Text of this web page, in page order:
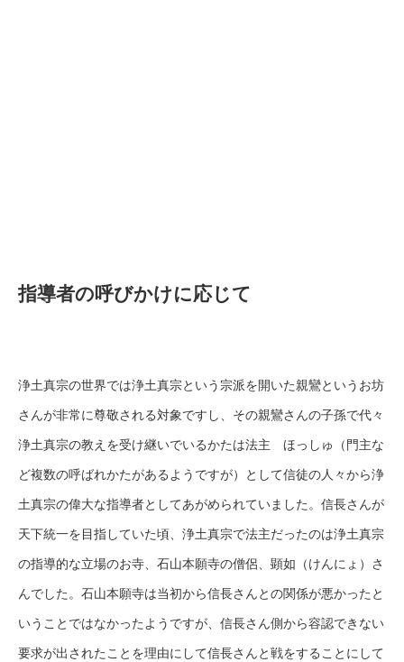
指導者の呼びかけに応じて
浄土真宗の世界では浄土真宗という宗派を開いた親鸞というお坊
さんが非常に尊敬される対象ですし、その親鸞さんの子孫で代々
浄土真宗の教えを受け継いでいるかたは法主 ほっしゅ（門主な
ど複数の呼ばれかたがあるようですが）として信徒の人々から浄
土真宗の偉大な指導者としてあがめられていました。信長さんが
天下統一を目指していた頃、浄土真宗で法主だったのは浄土真宗
の指導的な立場のお寺、石山本願寺の僧侶、顕如（けんにょ）さ
んでした。石山本願寺は当初から信長さんとの関係が悪かったと
いうことではなかったようですが、信長さん側から容認できない
要求が出されたことを理由にして信長さんと戦をすることにして